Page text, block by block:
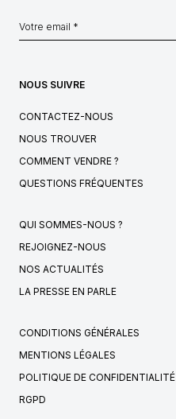
NOUS SUIVRE
CONTACTEZ-NOUS
NOUS TROUVER
COMMENT VENDRE ?
QUESTIONS FRÉQUENTES
QUI SOMMES-NOUS ?
REJOIGNEZ-NOUS
NOS ACTUALITÉS
LA PRESSE EN PARLE
CONDITIONS GÉNÉRALES
MENTIONS LÉGALES
POLITIQUE DE CONFIDENTIALITÉ
RGPD